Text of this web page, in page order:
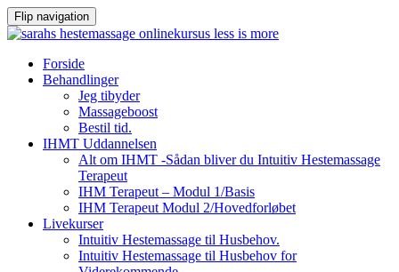
Flip navigation
VidereForside
Behandlinger
Jeg tibyder
Massageboost
Bestil tid.
IHMT Uddannelsen
Alt om IHMT -Sådan bliver du Intuitiv Hestemassage
Terapeut
IHM Terapeut – Modul 1/Basis
IHM Terapeut Modul 2/Hovedforløbet
Livekurser
Intuitiv Hestemassage til Husbehov.
Intuitiv Hestemassage til Husbehov for